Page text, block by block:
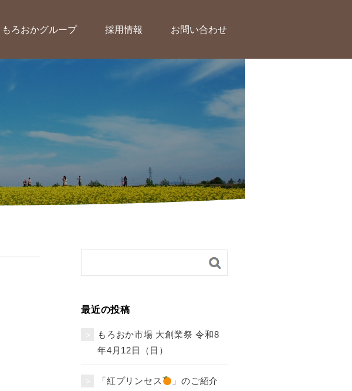
もろおかグループ 採用情報 お問い合わせ
最近の投稿
もろおか市場 大創業祭 令和8
年4月12日（日）
「紅プリンセス
」のご紹介